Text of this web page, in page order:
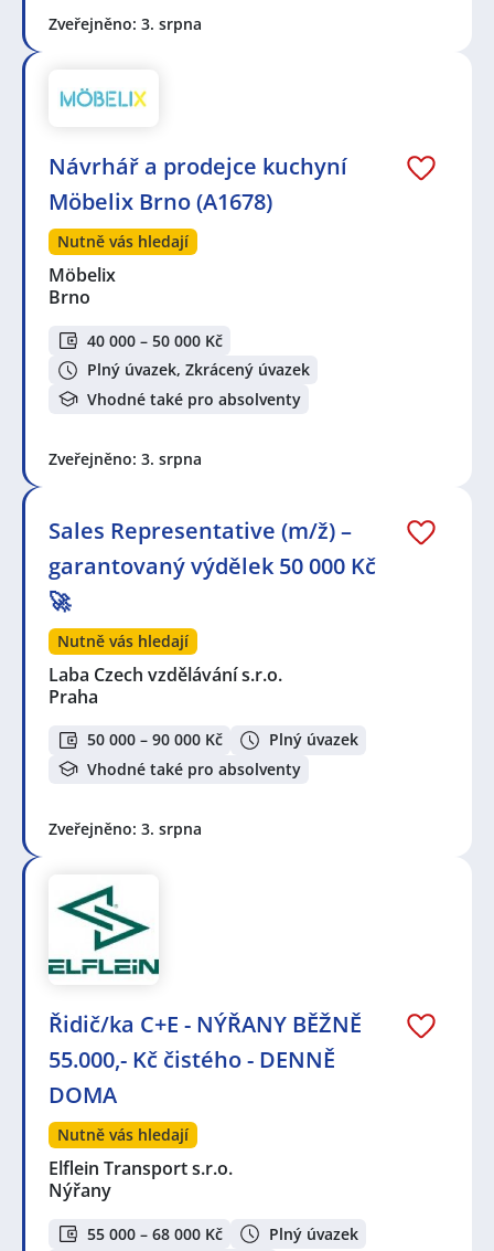
Zveřejněno: 3. srpna
Návrhář a prodejce kuchyní
Möbelix Brno (A1678)
Nutně vás hledají
Möbelix
Brno
40 000 – 50 000 Kč
Plný úvazek, Zkrácený úvazek
Vhodné také pro absolventy
Zveřejněno: 3. srpna
Sales Representative (m/ž) –
garantovaný výdělek 50 000 Kč
🚀
Nutně vás hledají
Laba Czech vzdělávání s.r.o.
Praha
50 000 – 90 000 Kč
Plný úvazek
Vhodné také pro absolventy
Zveřejněno: 3. srpna
Řidič/ka C+E - NÝŘANY BĚŽNĚ
55.000,- Kč čistého - DENNĚ
DOMA
Nutně vás hledají
Elflein Transport s.r.o.
Nýřany
55 000 – 68 000 Kč
Plný úvazek